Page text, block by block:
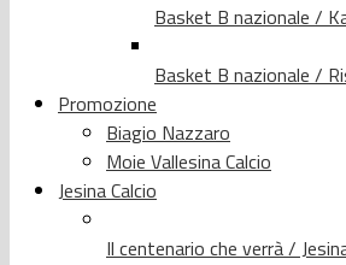
Basket B nazionale /
Basket B nazionale /
Promozione
Biagio Nazzaro
Moie Vallesina Calcio
Jesina Calcio
Il centenario che verrà /